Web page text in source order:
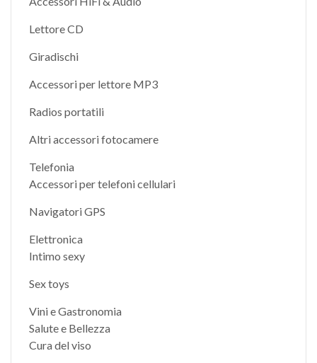
Lettore CD
Giradischi
Accessori per lettore MP3
Radios portatili
Altri accessori fotocamere
Telefonia
Accessori per telefoni cellulari
Navigatori GPS
Elettronica
Intimo sexy
Sex toys
Vini e Gastronomia
Salute e Bellezza
Cura del viso